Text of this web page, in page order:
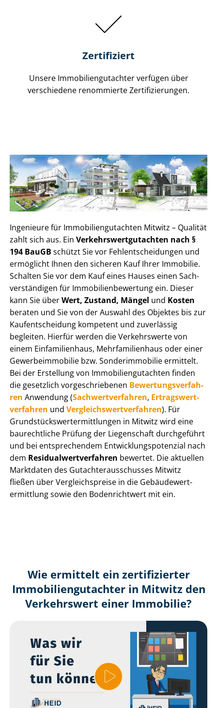
Zertifiziert
Unsere Immobilien­gutachter verfügen über
verschiedene renommierte Zer­ti­fi­zie­run­gen.
Ingenieure für Im­mo­bi­li­en­gut­ach­ten Mitwitz – Qualität
zahlt sich aus. Ein Ver­kehrs­wert­gut­ach­ten nach §
194 BauGB schützt Sie vor Fehl­ent­schei­dun­gen und
ermöglicht Ihnen den sicheren Kauf Ihrer Immobilie.
Schalten Sie vor dem Kauf eines Hauses einen Sach­
ver­stän­di­gen für Im­mo­bi­li­en­be­wer­tung ein. Dieser
kann Sie überWert, Zustand, Mängel und Kosten
beraten und Sie von der Auswahl des Objektes bis zur
Kauf­ent­schei­dung kompetent und zuverlässig
begleiten. Hierfür werden die Verkehrswerte von
einem Einfamilienhaus, Mehr­fa­mi­li­en­haus oder einer
Ge­wer­be­im­mo­bi­lie bzw. Sonderimmobilie ermittelt.
Bei der Erstellung von Im­mo­bi­li­en­gut­ach­ten finden
die gesetzlich vor­ge­schrie­be­nen Be­wer­tungs­ver­fah­
ren Anwendung (Sach­wert­ver­fah­ren, Er­trags­wert­
ver­fah­ren und Ver­gleichs­wert­ver­fah­ren). Für
Grund­stücks­wert­ermitt­lun­gen in Mitwitz wird eine
baurechtliche Prüfung der Liegenschaft durchgeführt
und bei entsprechendem Ent­wick­lungs­po­ten­zi­al nach
dem Re­si­du­al­wert­ver­fah­ren bewertet. Die aktuellen
Marktdaten des Gut­ach­ter­aus­schus­ses Mitwitz
fließen über Ver­gleichs­prei­se in die Ge­bäu­de­wert­
ermitt­lung sowie den Bodenrichtwert mit ein.
Wie ermittelt ein zertifizierter
Immobilien­gutachter in Mitwitz den
Verkehrswert einer Immobilie?